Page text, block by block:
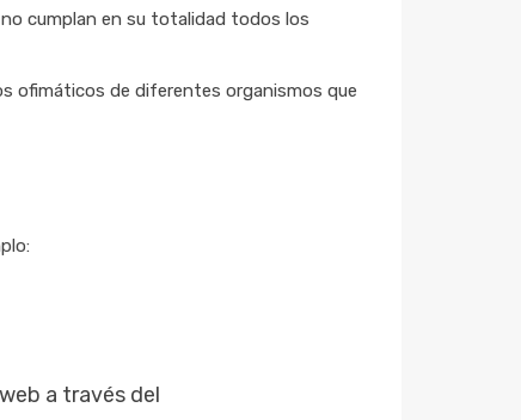
cumplan en su totalidad todos los
ofimáticos de diferentes organismos que
a través del